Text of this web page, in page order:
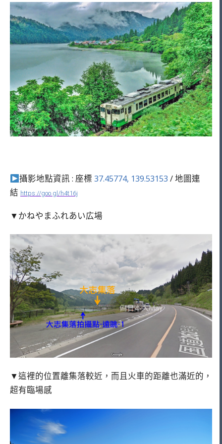
攝影地點資訊 : 座標 37.45774, 139.53153 / 地圖連
結 https://goo.gl/h4t16j
▼かねやまふれあい広場
▼這裡的位置離集落較近，而且火車的距離也滿近的，
超有臨場感